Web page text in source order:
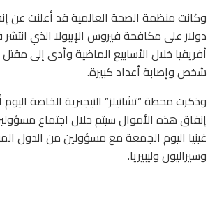
دولار على مكافحة فيروس الإيبولا الذي
شخص وإصابة أعداد كبيرة.
وذكرت محطة “تشانيلز” النيجيرية الخاصة
إنفاق هذه الأموال سيتم خلال اجتماع
غينيا اليوم الجمعة مع مسؤولين من الدول
وسيراليون وليبيريا.